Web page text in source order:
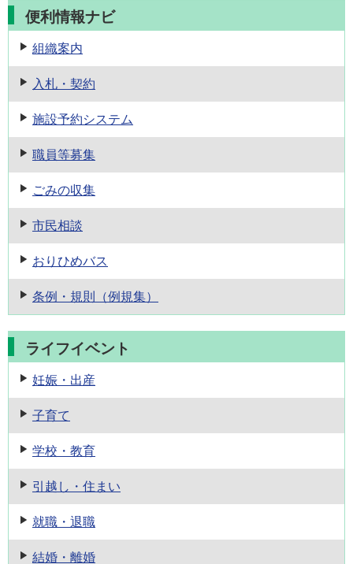
便利情報ナビ
組織案内
入札・契約
施設予約システム
職員等募集
ごみの収集
市民相談
おりひめバス
条例・規則 （例規集）
ライフイベント
妊娠・出産
子育て
学校・教育
引越し・住まい
就職・退職
結婚・離婚